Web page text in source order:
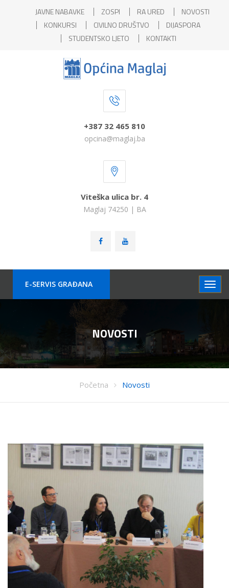
JAVNE NABAVKE ZOSPI RA URED
NOVOSTI
KONKURSI
CIVILNO DRUŠTVO
DIJASPORA
STUDENTSKO LJETO
KONTAKTI
+387 32 465 810
opcina@maglaj.ba
Viteška ulica br. 4
Maglaj 74250 | BA
E-SERVIS GRAÐANA
NOVOSTI
Početna Novosti